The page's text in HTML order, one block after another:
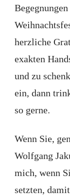
herzliche
exakten
und zu
ein, dann
so gerne.
Wenn Sie,
Wolfgang
mich, wenn
setzten,